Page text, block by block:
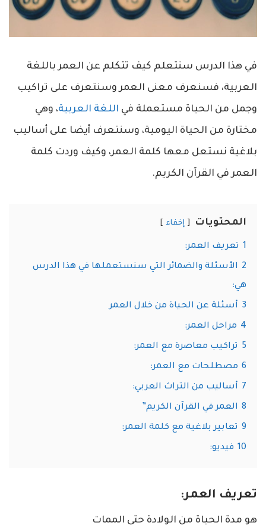
في هذا الدرس سنتعلم كيف تتكلم عن العمر باللغة
العربية، فسنعرف معنى العمر وسنتعرف على تراكيب
وجمل من الحياة مستعملة في اللغة العربية، وهي
مختارة من الحياة اليومية، وسنتعرف أيضا على أساليب
بلاغية نستعل معها كلمة العمر، وكيف وردت كلمة
العمر في القرآن الكريم.
المحتويات إخفاء
1 تعريف العمر:
2 الأسئلة والضمائر التي سنستعملها في هذا الدرس
هي:
3 أسئلة عن الحياة من خلال العمر
4 مراحل العمر:
5 تراكيب معاصرة مع العمر:
6 مصطلحات مع العمر:
7 أساليب من التراث العربي:
8 العمر في القرآن الكريم”
9 تعابير بلاغية مع كلمة العمر:
10 فيديو:
تعريف العمر:
هو مدة الحياة من الولادة حتى الممات